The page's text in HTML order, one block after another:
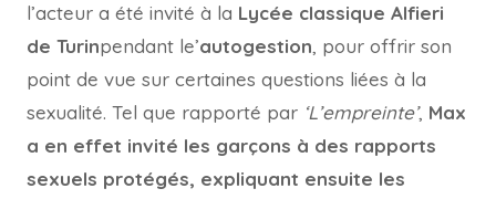
l’acteur a été invité à la Lycée classique Alfieri
de Turinpendant le’autogestion, pour offrir son
point de vue sur certaines questions liées à la
sexualité. Tel que rapporté par ‘L’empreinte’, Max
a en effet invité les garçons à des rapports
sexuels protégés, expliquant ensuite les